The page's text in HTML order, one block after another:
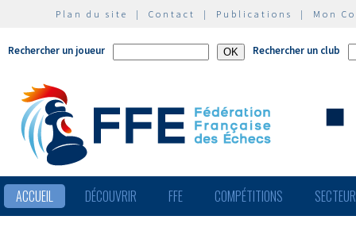
Plan du site | Contact | Publications | Mon
Rechercher un joueur Rechercher un club
ACCUEIL DÉCOUVRIR FFE COMPÉTITIONS